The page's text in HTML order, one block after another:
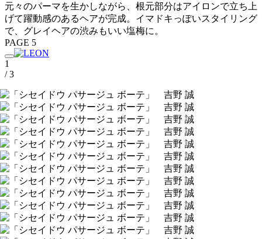
元々のパーマを生かしながら、根元部分はアイロンで立ち上
げて躍動感のあるヘアが完成。イマドキっぽいスタイリング
で、グレイヘアの渋みもいい塩梅に。
PAGE 5
1
/ 3